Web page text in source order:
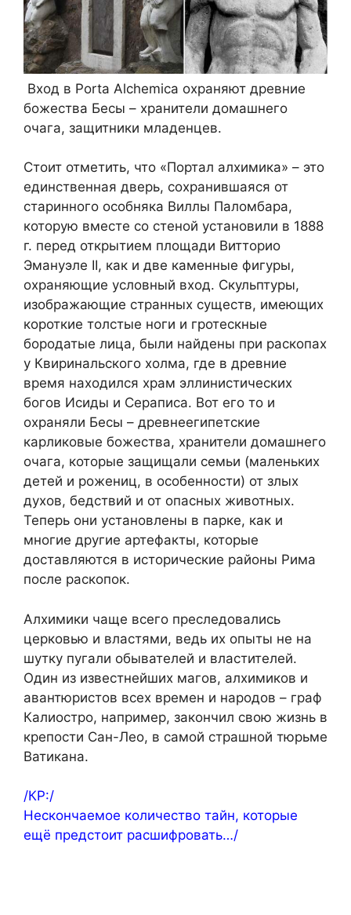
Вход в Porta Alchemica охраняют древние
божества Бесы – хранители домашнего
очага, защитники младенцев.
Стоит отметить, что «Портал алхимика» – это
единственная дверь, сохранившаяся от
старинного особняка Виллы Паломбара,
которую вместе со стеной установили в 1888
г. перед открытием площади Витторио
Эмануэле II, как и две каменные фигуры,
охраняющие условный вход. Скульптуры,
изображающие странных существ, имеющих
короткие толстые ноги и гротескные
бородатые лица, были найдены при раскопах
у Квиринальского холма, где в древние
время находился храм эллинистических
богов Исиды и Сераписа. Вот его то и
охраняли Бесы – древнеегипетские
карликовые божества, хранители домашнего
очага, которые защищали семьи (маленьких
детей и рожениц, в особенности) от злых
духов, бедствий и от опасных животных.
Теперь они установлены в парке, как и
многие другие артефакты, которые
доставляются в исторические районы Рима
после раскопок.
Алхимики чаще всего преследовались
церковью и властями, ведь их опыты не на
шутку пугали обывателей и властителей.
Один из известнейших магов, алхимиков и
авантюристов всех времен и народов – граф
Калиостро, например, закончил свою жизнь в
крепости Сан-Лео, в самой страшной тюрьме
Ватикана.
/КР:/
Нескончаемое количество тайн, которые
ещё предстоит расшифровать…/